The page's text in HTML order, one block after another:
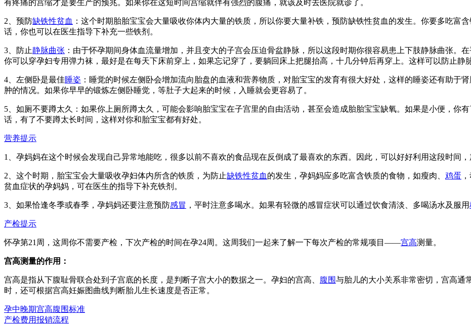
有疼痛的宫缩才是要生产的预兆。如果你在这短时间宫缩就伴有强烈的腹痛，就该及时去医院就诊了。
2、预防缺铁性贫血 ：这个时期胎胎宝宝会大量吸收你体内大量的铁质，所以你要大量补铁，预防缺铁性贫血的发生。你要多吃富含
话，你也可以在医生指导下补充一些铁剂。
3、防止静脉曲张 ：由于怀孕期间身体血流量增加，并且变大的子宫会压迫骨盆静脉，所以这段时期你很容易患上下肢静脉曲张。
你可以穿孕妇专用弹力袜，最好是在每天下床前穿上，如果忘记穿了，要躺回床上把腿抬高，十几分钟后再穿上。这样可以防止静
4、左侧卧是最佳睡姿 ：睡觉的时候左侧卧会增加流向胎盘的血液和营养物质，对胎宝宝的发育有很大好处，这样的睡姿还有助于
肿的情况。如果你早早的锻炼左侧卧睡觉，等肚子大起来的时候，入睡就会更容易了。
5、如厕不要蹲太久：如果你上厕所蹲太久，可能会影响胎宝宝在子宫里的自由活动，甚至会造成胎胎宝宝缺氧。如果是小便，你
话，有了不要蹲太长时间，这样对你和胎宝宝都有好处。
营养提示
1、孕妈妈在这个时候会发现自己异常地能吃，很多以前不喜欢的食品现在反倒成了最喜欢的东西。因此，可以好好利用这段时间
2、这个时期，胎宝宝会大量吸收孕妇体内所含的铁质，为防止缺铁性贫血 的发生，孕妈妈应多吃富含铁质的食物，如瘦肉、 鸡蛋
贫血症状的孕妈妈，可在医生的指导下补充铁剂。
3、如果恰逢冬季或春季，孕妈妈还要注意预防感冒 ，平时注意多喝水。如果有轻微的感冒症状可以通过饮食清淡、多喝汤水及服用
产检提示
怀孕第21周，这周你不需要产检，下次产检的时间在孕24周。这周我们一起来了解一下每次产检的常规项目——宫高测量。
宫高测量的作用：
宫高是指从下腹耻骨联合处到子宫底的长度，是判断子宫大小的数据之一。孕妇的宫高、 腹围与胎儿的大小关系非常密切，宫高通
时，还可根据宫高妊娠图曲线判断胎儿生长速度是否正常。
孕中晚期宫高腹围标准
产检费用报销流程